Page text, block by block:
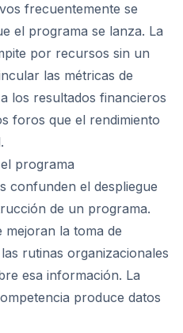
frecuentemente se
el programa se lanza. La
por recursos sin un
las métricas de
los resultados financieros
foros que el rendimiento
programa
confunden el despliegue
de un programa.
mejoran la toma de
rutinas organizacionales
esa información. La
produce datos